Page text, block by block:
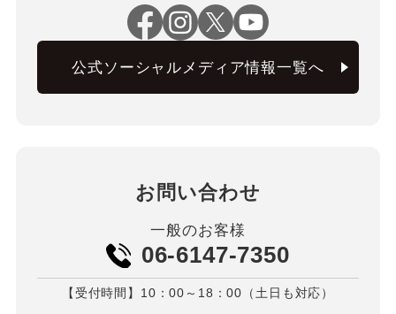
公式ソーシャルメディア情報一覧へ
お問い合わせ
一般のお客様
06-6147-7350
【受付時間】10：00～18：00（土日も対応）